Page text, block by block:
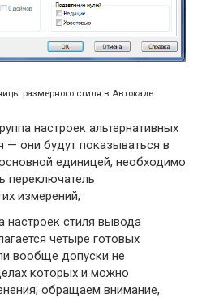
размерного стиля в Автокаде
настроек альтернативных
— они будут показываться в
единицей, необходимо
переключатель
измерений;
настроек стиля вывода
четыре готовых
вообще допуски не
которых и можно
обращаем внимание,